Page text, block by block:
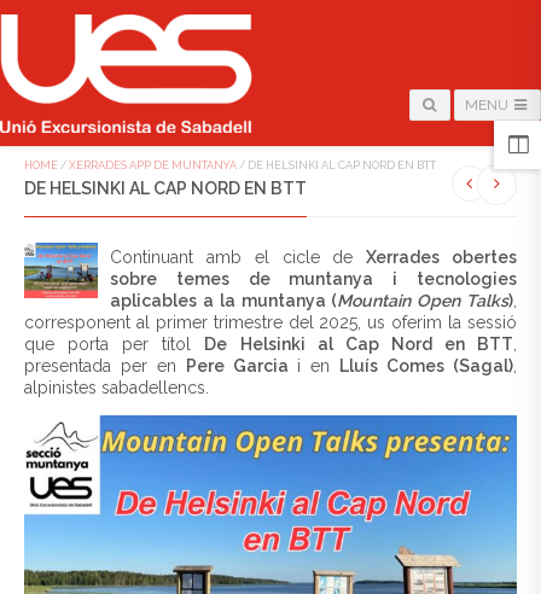
MENU
HOME / XERRADES APP DE MUNTANYA / DE HELSINKI AL CAP NORD EN BTT
DE HELSINKI AL CAP NORD EN BTT
Continuant amb el cicle deXerrades obertes
sobre temes de muntanya i tecnologies
aplicables a la muntanya (Mountain Open Talks)
corresponent al primer trimestre del 2025, us oferim la sessió
que porta per títol De Helsinki al Cap Nord en BTT
presentada per en
Pere Garcia i en Lluís Comes (Sagal)
alpinistes sabadellencs.